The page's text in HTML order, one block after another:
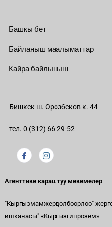
Башкы бет
Байланыш маалыматтар
Кайра байлыныш
Бишкек ш. Орозбеков к. 44
тел. 0 (312) 66-29-52
Агенттике караштуу мекемелер
"Кыргызмамжердолбоорлоо"
ишканасы" «Кыргызгипрозем»